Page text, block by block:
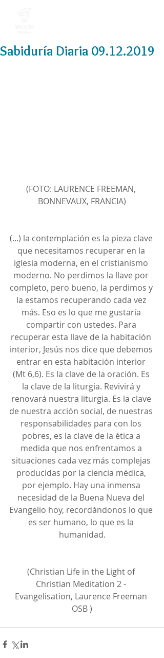
Sabiduría Diaria 09.12.2019
(FOTO: LAURENCE FREEMAN,
BONNEVAUX, FRANCIA)
(...) la contemplación es la pieza clave
que necesitamos recuperar en la
iglesia moderna, en el cristianismo
moderno. No perdimos la llave por
completo, pero bueno, la perdimos y
la estamos recuperando cada vez
más. Eso es lo que me gustaría
compartir con ustedes. Para
recuperar esta llave de la habitación
interior, Jesús nos dice que debemos
entrar en esta habitación interior
(Mt 6,6). Es la clave de la oración. Es
la clave de la liturgia. Revivirá y
renovará nuestra liturgia. Es la clave
de nuestra acción social, de nuestras
responsabilidades para con los
pobres, es la clave de la ética a
medida que nos enfrentamos a
situaciones cada vez más complejas
producidas por la ciencia médica,
por ejemplo. Hay una inmensa
necesidad de la Buena Nueva del
Evangelio hoy, recordándonos lo que
es ser humano, lo que es la
humanidad.
(Christian Life in the Light of
Christian Meditation 2 -
Evangelisation, Laurence Freeman
OSB )